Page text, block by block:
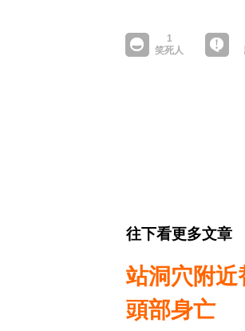
往下看更多文章
站洞穴附近
頭部身亡